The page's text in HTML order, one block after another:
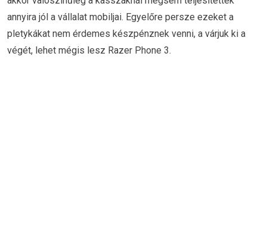
annyira jól a vállalat mobiljai. Egyelőre persze ezeket a
pletykákat nem érdemes készpénznek venni, a várjuk ki a
végét, lehet mégis lesz Razer Phone 3.